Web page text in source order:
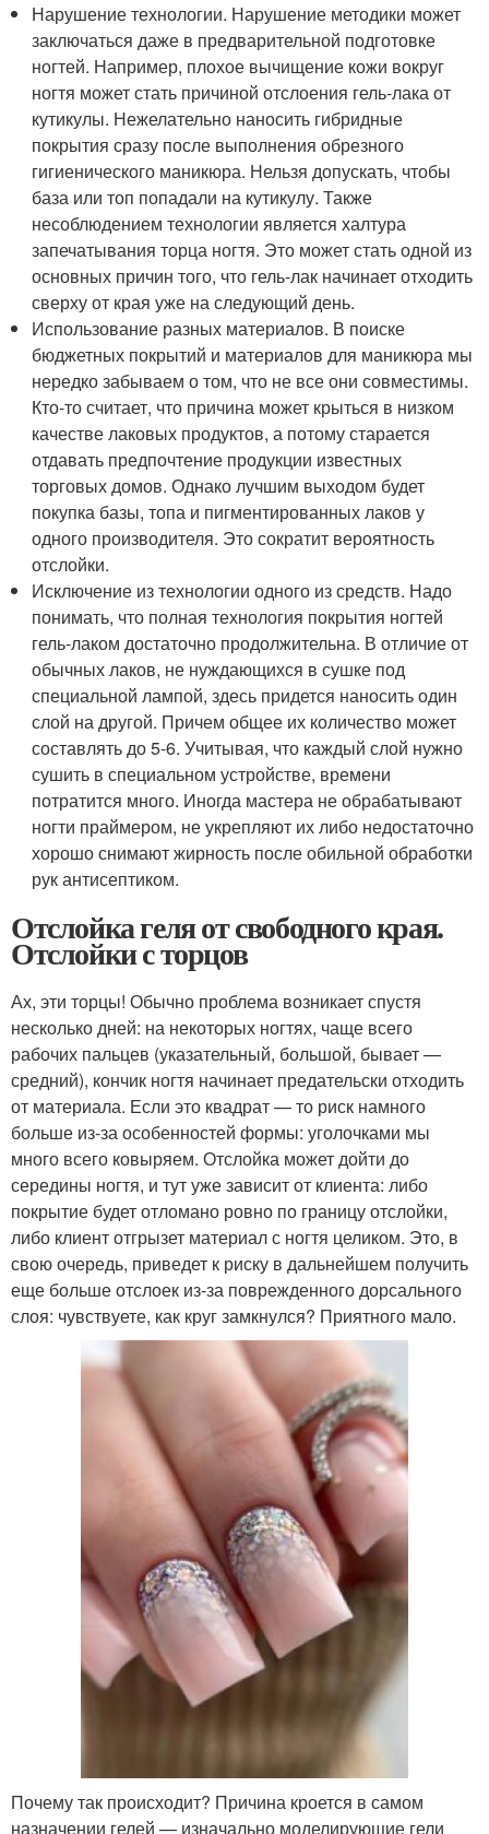
Нарушение технологии. Нарушение методики может
заключаться даже в предварительной подготовке
ногтей. Например, плохое вычищение кожи вокруг
ногтя может стать причиной отслоения гель-лака от
кутикулы. Нежелательно наносить гибридные
покрытия сразу после выполнения обрезного
гигиенического маникюра. Нельзя допускать, чтобы
база или топ попадали на кутикулу. Также
несоблюдением технологии является халтура
запечатывания торца ногтя. Это может стать одной из
основных причин того, что гель-лак начинает отходить
сверху от края уже на следующий день.
Использование разных материалов. В поиске
бюджетных покрытий и материалов для маникюра мы
нередко забываем о том, что не все они совместимы.
Кто-то считает, что причина может крыться в низком
качестве лаковых продуктов, а потому старается
отдавать предпочтение продукции известных
торговых домов. Однако лучшим выходом будет
покупка базы, топа и пигментированных лаков у
одного производителя. Это сократит вероятность
отслойки.
Исключение из технологии одного из средств. Надо
понимать, что полная технология покрытия ногтей
гель-лаком достаточно продолжительна. В отличие от
обычных лаков, не нуждающихся в сушке под
специальной лампой, здесь придется наносить один
слой на другой. Причем общее их количество может
составлять до 5-6. Учитывая, что каждый слой нужно
сушить в специальном устройстве, времени
потратится много. Иногда мастера не обрабатывают
ногти праймером, не укрепляют их либо недостаточно
хорошо снимают жирность после обильной обработки
рук антисептиком.
Отслойка геля от свободного края.
Отслойки с торцов
Ах, эти торцы! Обычно проблема возникает спустя
несколько дней: на некоторых ногтях, чаще всего
рабочих пальцев (указательный, большой, бывает —
средний), кончик ногтя начинает предательски отходить
от материала. Если это квадрат — то риск намного
больше из-за особенностей формы: уголочками мы
много всего ковыряем. Отслойка может дойти до
середины ногтя, и тут уже зависит от клиента: либо
покрытие будет отломано ровно по границу отслойки,
либо клиент отгрызет материал с ногтя целиком. Это, в
свою очередь, приведет к риску в дальнейшем получить
еще больше отслоек из-за поврежденного дорсального
слоя: чувствуете, как круг замкнулся? Приятного мало.
Почему так происходит? Причина кроется в самом
назначении гелей — изначально моделирующие гели